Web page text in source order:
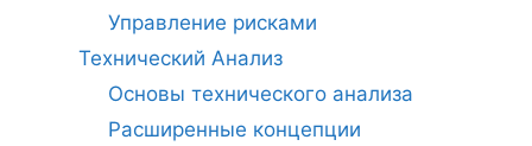
Управление рисками
Технический Анализ
Основы технического анализа
Расширенные концепции